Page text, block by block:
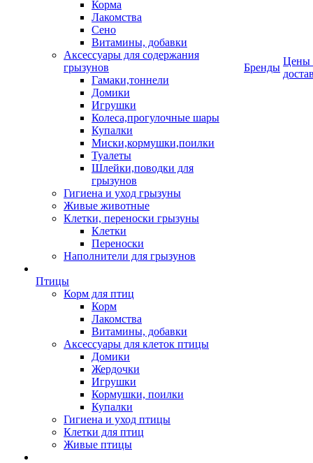
Корма
Лакомства
Сено
Витамины, добавки
Аксессуары для содержания
грызунов
Гамаки,тоннели
Домики
Игрушки
Колеса,прогулочные шары
Купалки
Миски,кормушки,поилки
Туалеты
Шлейки,поводки для
грызунов
Гигиена и уход грызуны
Живые животные
Клетки, переноски грызуны
Клетки
Переноски
Наполнители для грызунов
Птицы
Корм для птиц
Корм
Лакомства
Витамины, добавки
Аксессуары для клеток птицы
Домики
Жердочки
Игрушки
Кормушки, поилки
Купалки
Гигиена и уход птицы
Клетки для птиц
Живые птицы
Бренды
Цены